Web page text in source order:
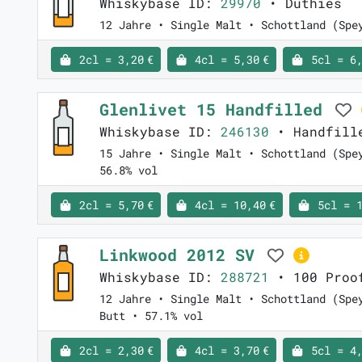
12 Jahre • Single Malt • Schottland
2cl = 3,20 € 4cl = 5,30 € 5cl =
Glenlivet 15 Handfilled
Whiskybase ID: 246130 •
15 Jahre • Single Malt • Schottland
56.8% vol
2cl = 5,70 € 4cl = 10,40 € 5cl =
Linkwood 2012 SV
Whiskybase ID: 288721 • 100
12 Jahre • Single Malt • Schottland
Butt • 57.1% vol
2cl = 2,30 € 4cl = 3,70 € 5cl =